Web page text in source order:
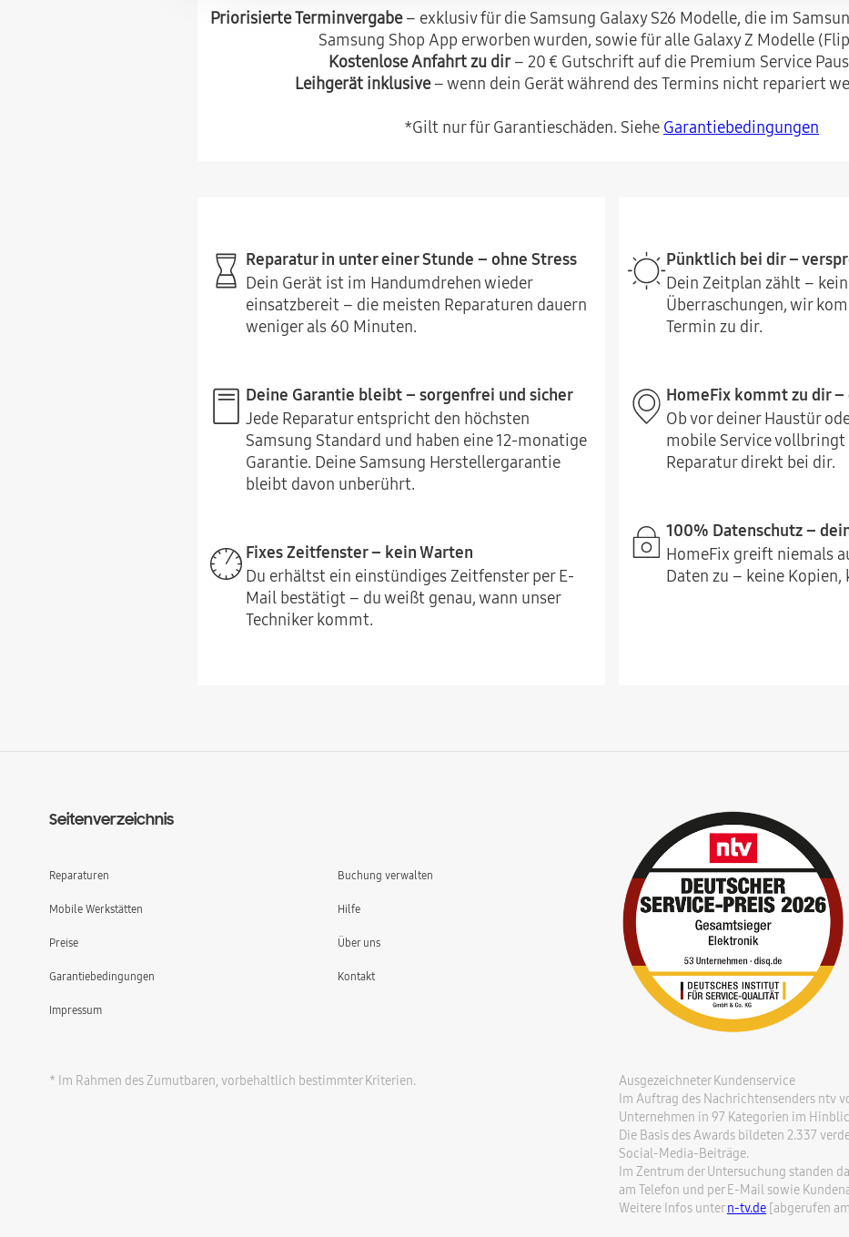
Priorisierte Terminvergabe– exklusiv für die Samsung Galaxy S26 Modelle, die im
Samsung Shop App erworben wurden, sowie für alle Galaxy Z Modelle
Kostenlose Anfahrt zu dir– 20 € Gutschrift auf die Premium Service
Leihgerät inklusive– wenn dein Gerät während des Termins nicht repariert
*Gilt nur für Garantieschäden. Siehe Garantiebedingungen
Reparatur in unter einer Stunde – ohne Stress
Dein Gerät ist im Handumdrehen wieder
einsatzbereit – die meisten Reparaturen dauern
weniger als 60 Minuten.
Deine Garantie bleibt – sorgenfrei und sicher
Jede Reparatur entspricht den höchsten
Samsung Standard und haben eine 12-monatige
Garantie. Deine Samsung Herstellergarantie
bleibt davon unberührt.
Fixes Zeitfenster – kein Warten
Du erhältst ein einstündiges Zeitfenster per E-
Mail bestätigt – du weißt genau, wann unser
Techniker kommt.
Pünktlich bei dir –
Dein Zeitplan zählt –
Überraschungen, wir
Termin zu dir.
HomeFix kommt zu dir
Ob vor deiner Haustür
mobile Service
Reparatur direkt bei dir.
100% Datenschutz –
HomeFix greift niemals
Daten zu – keine Kopien,
Seitenverzeichnis
Reparaturen Buchung verwalten
Mobile Werkstätten Hilfe
Preise Über uns
Garantiebedingungen Kontakt
Impressum
* Im Rahmen des Zumutbaren, vorbehaltlich bestimmter Kriterien.
Ausgezeichneter Kundenservice
Im Auftrag des Nachrichtensenders ntv
Unternehmen in 97 Kategorien im
Die Basis des Awards bildeten 2.337
Social-Media-Beiträge.
Im Zentrum der Untersuchung standen
am Telefon und per E-Mail sowie
Weitere Infos untern-tv.de [abgerufen